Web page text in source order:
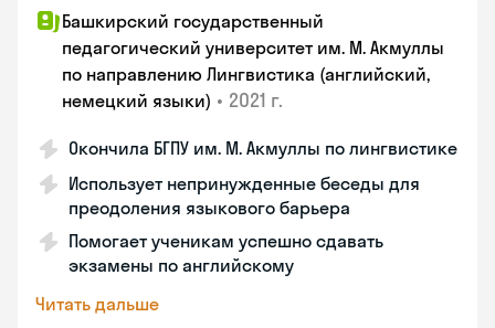
Башкирский государственный
педагогический университет им. М. Акмуллы
по направлению Лингвистика (английский,
немецкий языки) • 2021 г.
Окончила БГПУ им. М. Акмуллы по лингвистике
Использует непринужденные беседы для
преодоления языкового барьера
Помогает ученикам успешно сдавать
экзамены по английскому
Читать дальше